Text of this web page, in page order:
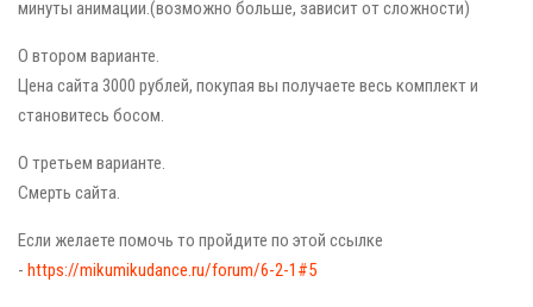
минуты анимации.(возможно больше, зависит от сложности)
О втором варианте.
Цена сайта 3000 рублей, покупая вы получаете весь комплект и
становитесь босом.
О третьем варианте.
Смерть сайта.
Если желаете помочь то пройдите по этой ссылке
- https://mikumikudance.ru/forum/6-2-1#5